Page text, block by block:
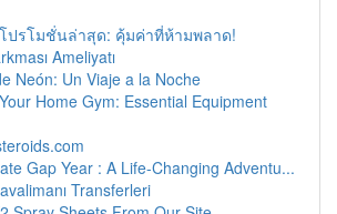
ปรโมชั่นล่าสุด: คุ้มค่าที่ห้ามพลาด!
Ameliyatı
Neón: Un Viaje a la Noche
Home Gym: Essential Equipment
Gap Year : A Life-Changing Adventu...
Transferleri